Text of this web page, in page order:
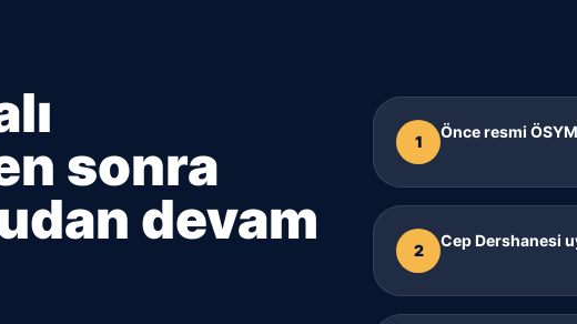
sonra
devam
1
Önce resmi
2
Cep Dershanesi